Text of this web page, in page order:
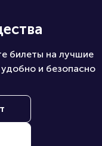
билеты на лучшие
и безопасно